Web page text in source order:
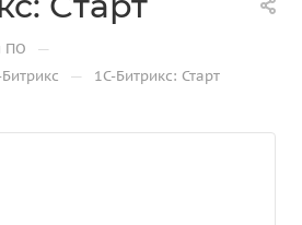
ПО —
— 1С-Битрикс: Старт